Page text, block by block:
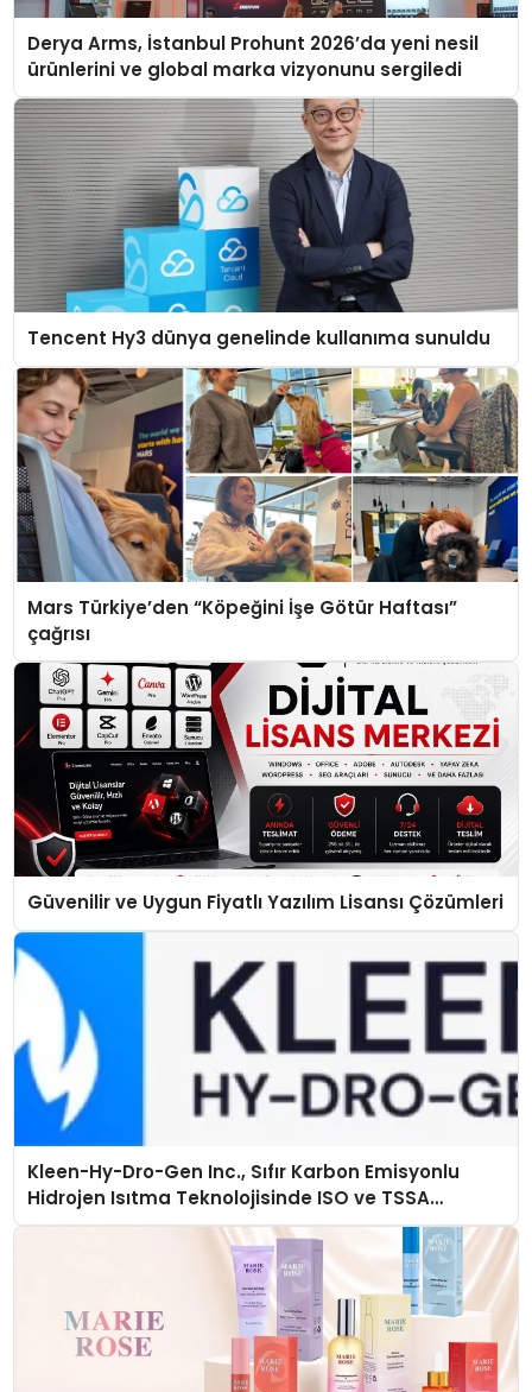
Derya Arms, İstanbul Prohunt 2026’da yeni nesil
ürünlerini ve global marka vizyonunu sergiledi
Tencent Hy3 dünya genelinde kullanıma sunuldu
Mars Türkiye’den “Köpeğini İşe Götür Haftası”
çağrısı
Güvenilir ve Uygun Fiyatlı Yazılım Lisansı Çözümleri
Kleen-Hy-Dro-Gen Inc., Sıfır Karbon Emisyonlu
Hidrojen Isıtma Teknolojisinde ISO ve TSSA
Düzenleyici Onaylarını Aldı